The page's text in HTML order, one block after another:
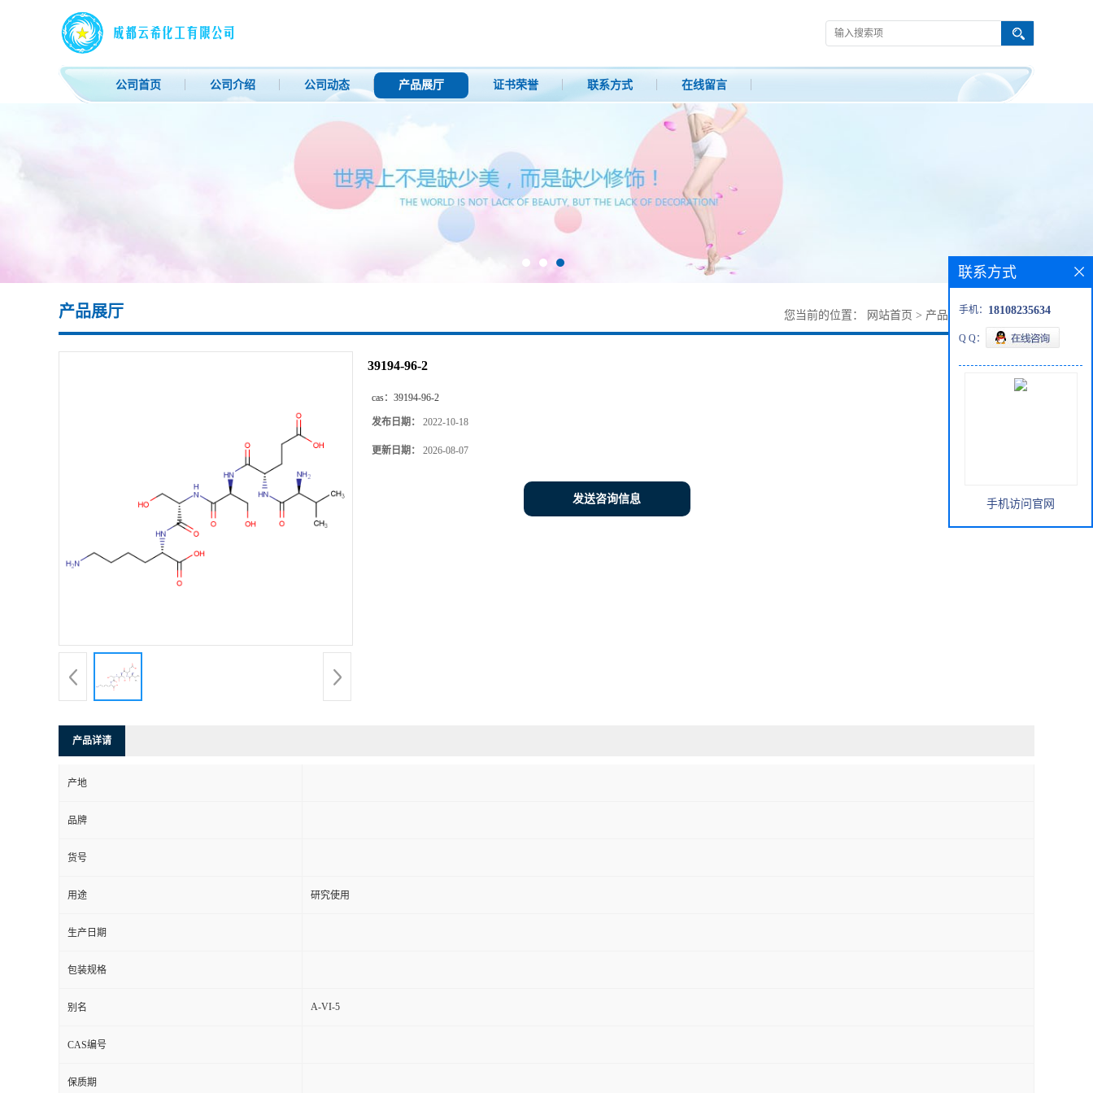
公司首页 公司介绍 公司动态 产品展厅 证书荣誉 联系方式 在线留言
产品展厅 您当前的位置： 网站首页 > 产品展厅>39194-96-2
39194-96-2
cas： 39194-96-2
发布日期： 2022-10-18
更新日期： 2026-08-07
发送咨询信息
产品详请
产地
品牌
货号
用途 研究使用
生产日期
包装规格
别名 A-VI-5
CAS编号
保质期
联系方式
手机： 18108235634
Q Q：
手机访问官网